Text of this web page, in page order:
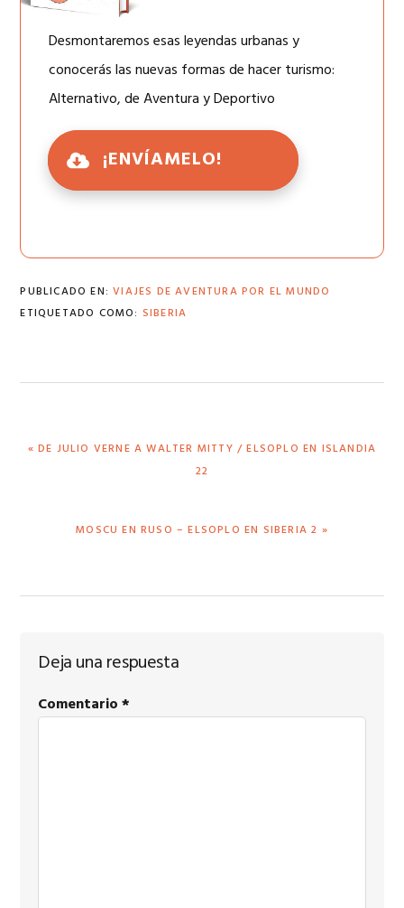
Desmontaremos esas leyendas urbanas y
conocerás las nuevas formas de hacer turismo:
Alternativo, de Aventura y Deportivo
¡ENVÍAMELO!
PUBLICADO EN:VIAJES DE AVENTURA POR EL MUNDO
ETIQUETADO COMO: SIBERIA
ENTRADA
« DE JULIO VERNE A WALTER MITTY / ELSOPLO EN ISLANDIA
22
SIGUIENTE
MOSCU EN RUSO – ELSOPLO EN SIBERIA 2 »
Interacciones
con
los
Deja una respuesta
Comentario*